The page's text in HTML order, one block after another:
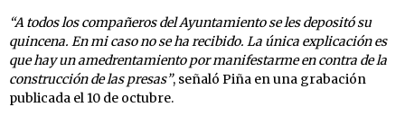
“A todos los compañeros del Ayuntamiento se les depositó su
quincena. En mi caso no se ha recibido. La única explicación es
que hay un amedrentamiento por manifestarme en contra de la
construcción de las presas”, señaló Piña en una grabación
publicada el 10 de octubre.